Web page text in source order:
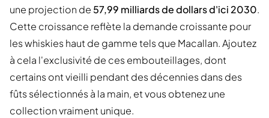
une projection de 57,99 milliards de dollars d'ici 2030.
Cette croissance reflète la demande croissante pour
les whiskies haut de gamme tels que Macallan. Ajoutez
à cela l'exclusivité de ces embouteillages, dont
certains ont vieilli pendant des décennies dans des
fûts sélectionnés à la main, et vous obtenez une
collection vraiment unique.